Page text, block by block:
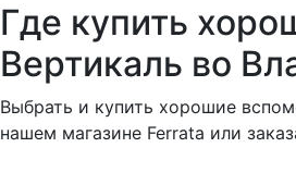
Где купить
Вертикаль во
Выбрать и купить хорошие
нашем магазине Ferrata или